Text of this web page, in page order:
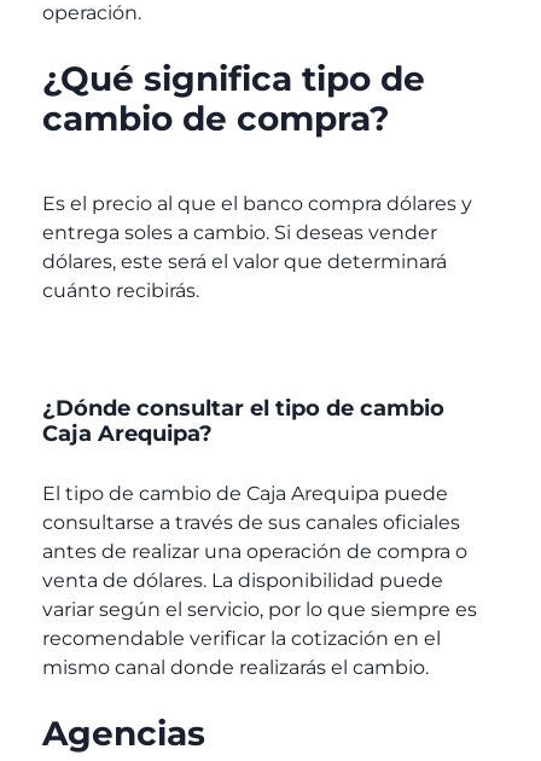
operación.
¿Qué significa tipo de
cambio de compra?
Es el precio al que el banco compra dólares y
entrega soles a cambio. Si deseas vender
dólares, este será el valor que determinará
cuánto recibirás.
¿Dónde consultar el tipo de cambio
Caja Arequipa?
El tipo de cambio de Caja Arequipa puede
consultarse a través de sus canales oficiales
antes de realizar una operación de compra o
venta de dólares. La disponibilidad puede
variar según el servicio, por lo que siempre es
recomendable verificar la cotización en el
mismo canal donde realizarás el cambio.
Agencias